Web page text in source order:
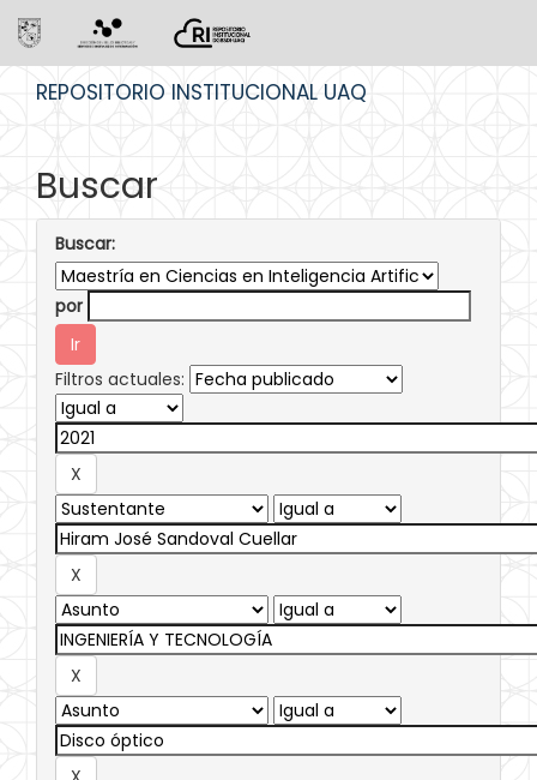
REPOSITORIO INSTITUCIONAL UAQ
Buscar
Buscar:
por
Filtros actuales: